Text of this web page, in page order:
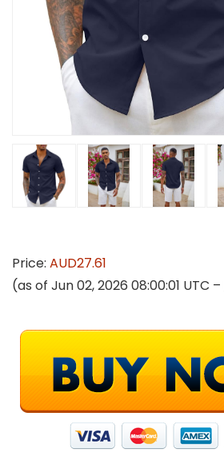
Price: AUD27.61
(as of Jun 02, 2026 08:00:01 UTC –